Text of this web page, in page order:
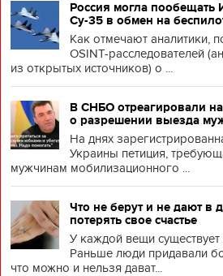
Россия могла пообещать
Су-35 в обмен на
Как отмечают аналитики,
OSINT-расследователей
из открытых источников) о ...
В СНБО отреагировали
о разрешении выезда
На днях
Украины петиция,
мужчинам мобилизационного ...
Что не берут и не дают в
потерять свое счастье
У каждой вещи существует
Раньше люди придавали
что можно и нельзя дават...